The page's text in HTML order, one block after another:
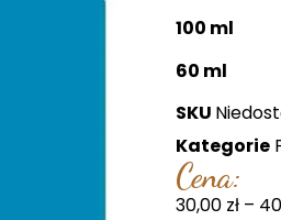
100 ml
60 ml
SKU
Kategorie
Cena:
30,00 zł –